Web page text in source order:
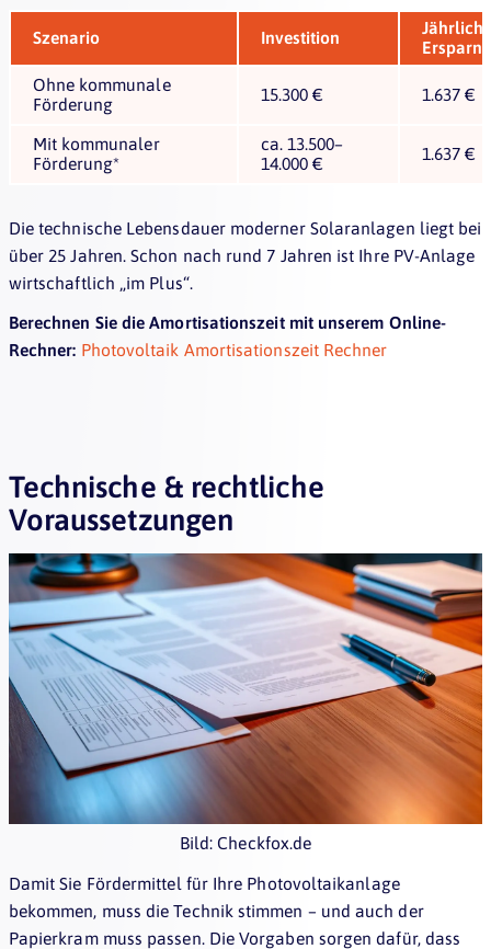
Szenario Investition
Ohne kommunale
Förderung
15.300 € 1.637 €
Mit kommunaler
Förderung*
ca. 13.500–
14.000 €
1.637 €
Die technische Lebensdauer moderner Solaranlagen liegt bei
über 25 Jahren. Schon nach rund 7 Jahren ist Ihre PV-Anlage
wirtschaftlich „im Plus“.
Berechnen Sie die Amortisationszeit mit unserem Online-
Rechner: Photovoltaik Amortisationszeit Rechner
Technische & rechtliche
Voraussetzungen
Bild: Checkfox.de
Damit Sie Fördermittel für Ihre Photovoltaikanlage
bekommen, muss die Technik stimmen – und auch der
Papierkram muss passen. Die Vorgaben sorgen dafür, dass